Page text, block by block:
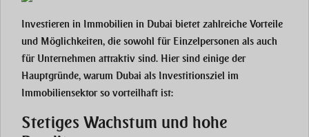
Investieren in Immobilien in Dubai bietet zahlreiche Vorteile
und Möglichkeiten, die sowohl für Einzelpersonen als auch
für Unternehmen attraktiv sind. Hier sind einige der
Hauptgründe, warum Dubai als Investitionsziel im
Immobiliensektor so vorteilhaft ist:
Stetiges Wachstum und hohe